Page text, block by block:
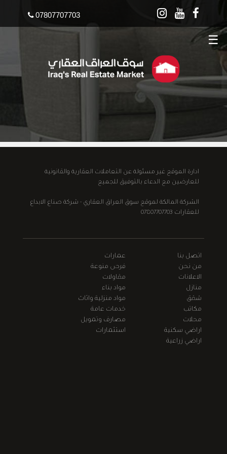
07807707703
☰
ادارة الموقع غير مسئولة عن التعاملات العقارية والقانونية
للعارضين مع الدعاء بالتوفيق للجميع
الشركة المالكة لموقع سوق العراق العقاري - شركة صناع الابداع
للعقارات 07807707703
اتصل بنا
من نحن
الاعلانات
منازل
شقق
مكاتب
محلات
اراضي سكنية
اراضي زراعية
عمارات
فرص منوعة
مقاولات
مواد بناء
مواد منزلية واثاث
خدمات عامة
مصارف وتمويل
استثمارات